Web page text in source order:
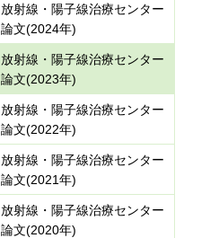
放射線・陽子線治療センター
論文(2024年)
放射線・陽子線治療センター
論文(2023年)
放射線・陽子線治療センター
論文(2022年)
放射線・陽子線治療センター
論文(2021年)
放射線・陽子線治療センター
論文(2020年)